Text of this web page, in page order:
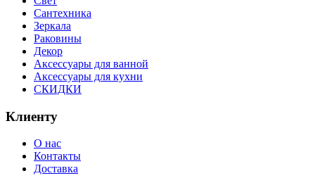
Сантехника
Зеркала
Раковины
Декор
Аксессуары для ванной
Аксессуары для кухни
СКИДКИ
Клиенту
О нас
Контакты
Доставка